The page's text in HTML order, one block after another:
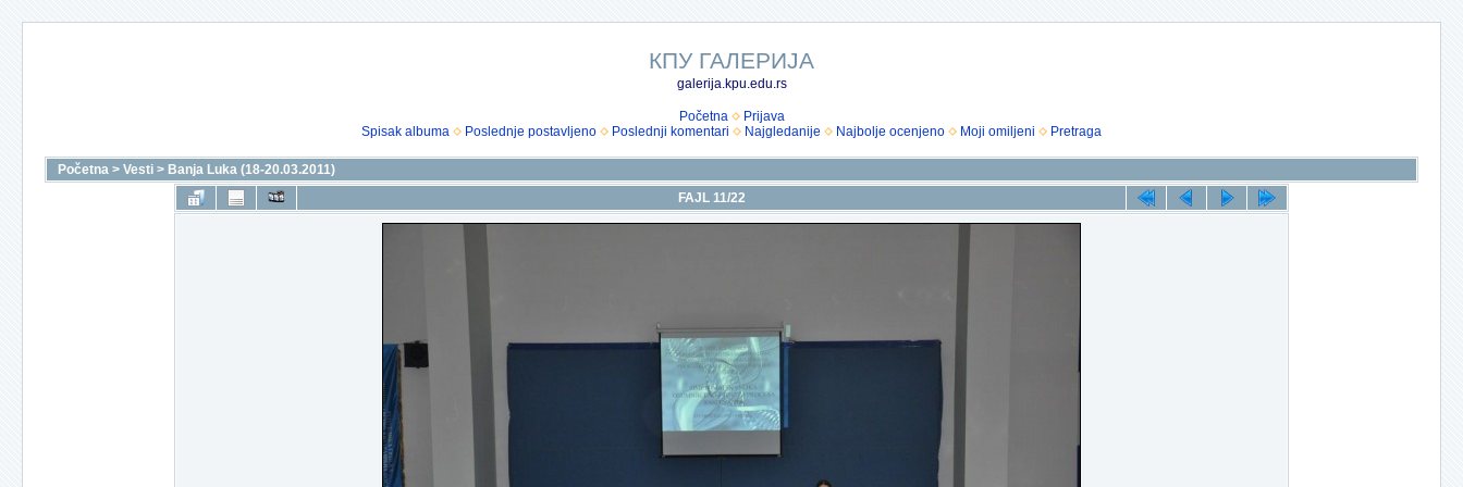
КПУ ГАЛЕРИЈА
galerija.kpu.edu.rs
Početna
Prijava
Spisak albuma
Poslednje postavljeno Poslednji komentari Najgledanije Najbolje ocenjeno Moji omiljeni Pretraga
Početna > Vesti > Banja Luka (18-20.03.2011)
FAJL 11/22